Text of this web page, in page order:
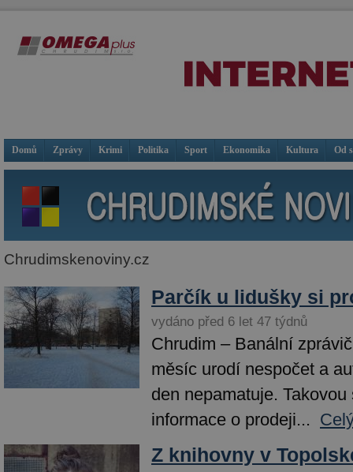
Domů Zprávy Krimi Politika Sport Ekonomika Kultura Od
Chrudimskenoviny.cz
Parčík u lidušky si
vydáno před 6 let 47 týdnů
Chrudim – Banální
měsíc urodí nespočet a
den nepamatuje.
informace o prodeji...
Z knihovny v